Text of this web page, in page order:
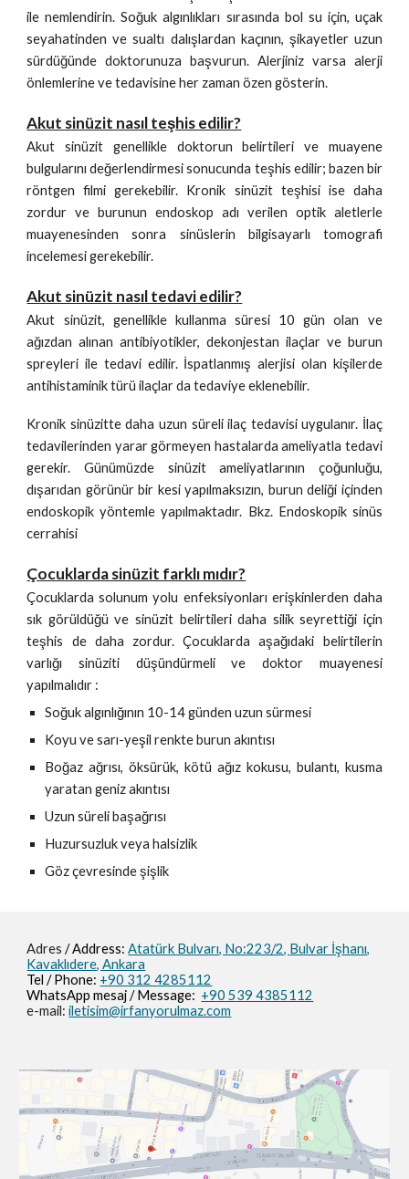
ile nemlendirin. Soğuk algınlıkları sırasında bol su için, uçak
seyahatinden ve sualtı dalışlardan kaçının, şikayetler uzun
sürdüğünde doktorunuza başvurun. Alerjiniz varsa alerji
önlemlerine ve tedavisine her zaman özen gösterin.
Akut sinüzit nasıl teşhis edilir?
Akut sinüzit genellikle doktorun belirtileri ve muayene
bulgularını değerlendirmesi sonucunda teşhis edilir; bazen bir
röntgen filmi gerekebilir. Kronik sinüzit teşhisi ise daha
zordur ve burunun endoskop adı verilen optik aletlerle
muayenesinden sonra sinüslerin bilgisayarlı tomografi
incelemesi gerekebilir.
Akut sinüzit nasıl tedavi edilir?
Akut sinüzit, genellikle kullanma süresi 10 gün olan ve
ağızdan alınan antibiyotikler, dekonjestan ilaçlar ve burun
spreyleri ile tedavi edilir. İspatlanmış alerjisi olan kişilerde
antihistaminik türü ilaçlar da tedaviye eklenebilir.
Kronik sinüzitte daha uzun süreli ilaç tedavisi uygulanır. İlaç
tedavilerinden yarar görmeyen hastalarda ameliyatla tedavi
gerekir. Günümüzde sinüzit ameliyatlarının çoğunluğu,
dışarıdan görünür bir kesi yapılmaksızın, burun deliği içinden
endoskopik yöntemle yapılmaktadır. Bkz. Endoskopik sinüs
cerrahisi
Çocuklarda sinüzit farklı mıdır?
Çocuklarda solunum yolu enfeksiyonları erişkinlerden daha
sık görüldüğü ve sinüzit belirtileri daha silik seyrettiği için
teşhis de daha zordur. Çocuklarda aşağıdaki belirtilerin
varlığı sinüziti düşündürmeli ve doktor muayenesi
yapılmalıdır :
Soğuk algınlığının 10-14 günden uzun sürmesi
Koyu ve sarı-yeşil renkte burun akıntısı
Boğaz ağrısı, öksürük, kötü ağız kokusu, bulantı, kusma
yaratan geniz akıntısı
Uzun süreli başağrısı
Huzursuzluk veya halsizlik
Göz çevresinde şişlik
Adres/ Address: Atatürk Bulvarı, No:223/2, Bulvar İşhanı,
Kavaklıdere, Ankara
Tel / Phone: +90 312 4285112
WhatsApp mesaj / Message: +90 539 4385112
e-mail:iletisim@irfanyorulmaz.com